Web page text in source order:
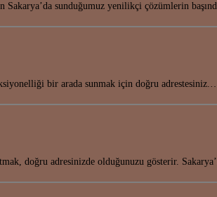
Sakarya’da sunduğumuz yenilikçi çözümlerin
bir arada sunmak için doğru
doğru adresinizde olduğunuzu gösterir.